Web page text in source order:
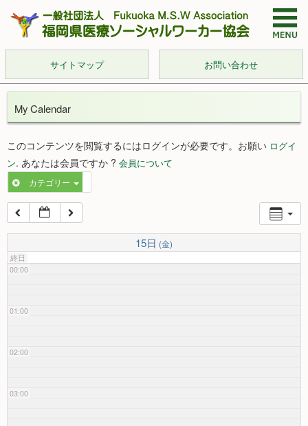
サイトマップ お問い合わせ
My Calendar
このコンテンツを閲覧するにはログインが必要です。お願い ログイ
ン. あなたは会員ですか ? 会員について
カテゴリー
15日 (金)
終日
00:00
01:00
02:00
03:00